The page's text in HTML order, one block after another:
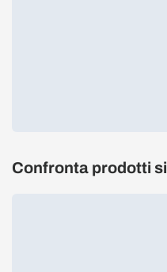
Confronta prodotti